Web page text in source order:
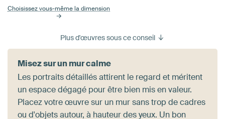
Choisissez vous-même la dimension
Plus d'œuvres sous ce conseil
Misez sur un mur calme
Les portraits détaillés attirent le regard et méritent
un espace dégagé pour être bien mis en valeur.
Placez votre œuvre sur un mur sans trop de cadres
ou d'objets autour, à hauteur des yeux. Un bon